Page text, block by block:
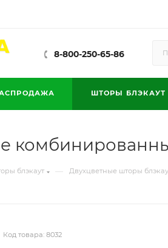
8-800-250-65-86
ШТОРЫ БЛЭКАУТ
блэкаут — Двухцветные шторы
Код товара: 8032